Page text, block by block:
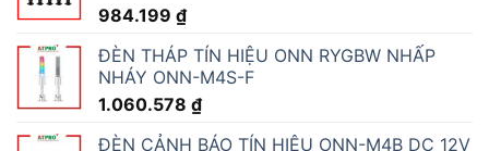
984.199 ₫
ĐÈN THÁP TÍN HIỆU ONN RYGBW NHẤP
NHÁY ONN-M4S-F
1.060.578 ₫
ĐÈN CẢNH BÁO TÍN HIỆU ONN-M4B DC 12V